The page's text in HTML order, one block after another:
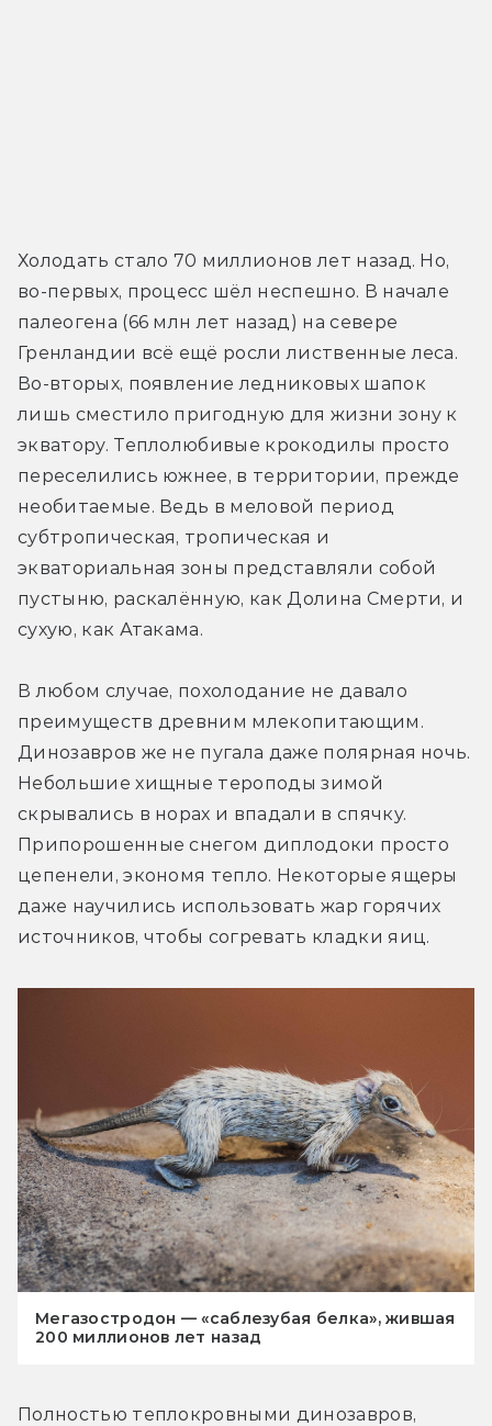
Холодать стало 70 миллионов лет назад. Но,
во-первых, процесс шёл неспешно. В начале
палеогена (66 млн лет назад) на севере
Гренландии всё ещё росли лиственные леса.
Во-вторых, появление ледниковых шапок
лишь сместило пригодную для жизни зону к
экватору. Теплолюбивые крокодилы просто
переселились южнее, в территории, прежде
необитаемые. Ведь в меловой период
субтропическая, тропическая и
экваториальная зоны представляли собой
пустыню, раскалённую, как Долина Смерти, и
сухую, как Атакама.
В любом случае, похолодание не давало
преимуществ древним млекопитающим.
Динозавров же не пугала даже полярная ночь.
Небольшие хищные тероподы зимой
скрывались в норах и впадали в спячку.
Припорошенные снегом диплодоки просто
цепенели, экономя тепло. Некоторые ящеры
даже научились использовать жар горячих
источников, чтобы согревать кладки яиц.
Мегазостродон — «саблезубая белка», жившая
200 миллионов лет назад
Полностью теплокровными динозавров,